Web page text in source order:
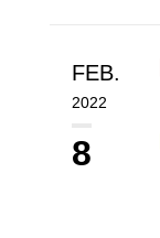
FEB.
2022
8